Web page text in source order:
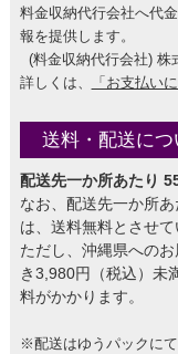
料金収納代行会社へ代
報を提供します。
(料金収納代行会社) 株
詳しくは、
「お支払い
送料・配送につ
配送先一か所あたり
なお、配送先一か所
は、送料無料とさせて
ただし、沖縄県への
き3,980円（税込）未
料がかかります。
※配送はゆうパックにて